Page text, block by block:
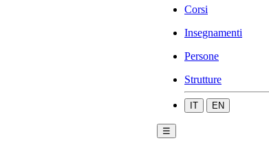
Corsi
Insegnamenti
Persone
Strutture
IT EN
☰